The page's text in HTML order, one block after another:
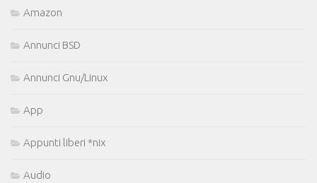
Amazon
Annunci BSD
Annunci Gnu/Linux
App
Appunti liberi *nix
Audio